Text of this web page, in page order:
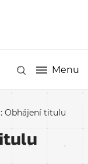
Menu
Obhájení titulu